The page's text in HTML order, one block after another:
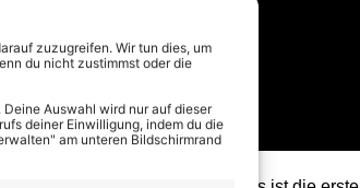
zuzugreifen. Wir tun dies, um
du nicht zustimmst oder die
Auswahl wird nur auf dieser
deiner Einwilligung, indem du die
am unteren Bildschirmrand